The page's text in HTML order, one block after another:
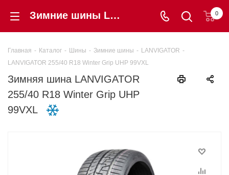
Зимние шины LANVIGATOR 255/40 R18 Winter Grip UHP 99VXL купить в интернет-магазине Шинторг 0
Главная - Каталог - Шины - Зимние шины - LANVIGATOR -
LANVIGATOR 255/40 R18 Winter Grip UHP 99VXL
Зимняя шина LANVIGATOR
255/40 R18 Winter Grip UHP
99VXL